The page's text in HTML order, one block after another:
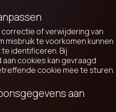
of verwijdering van
misbruik te voorkomen kunnen
identificeren. Bij
cookies kan gevraagd
cookie mee te sturen.
aan